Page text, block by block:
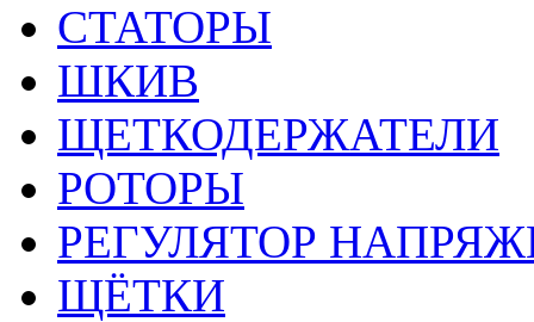
СТАТОРЫ
ШКИВ
ЩЕТКОДЕРЖАТЕЛИ
РОТОРЫ
РЕГУЛЯТОР
ЩЁТКИ